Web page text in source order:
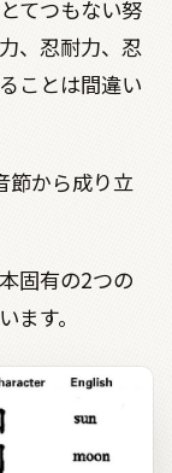
てつもない努
、忍耐力、忍
ことは間違い
節から成り立
固有の2つの
す。